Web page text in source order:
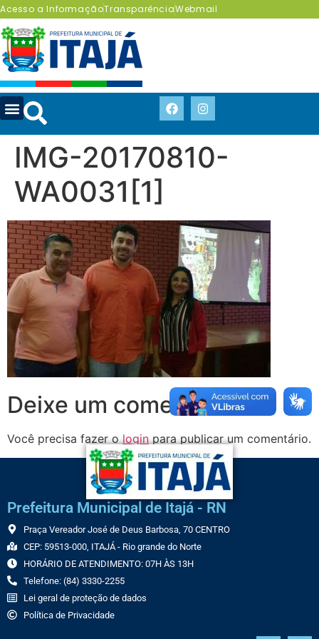
Acesso a InformaçãoTransparênciaWebmail
IMG-20170810-
WA0031[1]
Deixe um comentário
Você precisa fazer ologinpara publicar um comentário.
Prefeitura Municipal de Itajá - RN
Praça Vereador José de Deus Barbosa, 70 CENTRO
CEP: 59513-000, ITAJÁ - Rio grande do Norte
HORÁRIO DE ATENDIMENTO: 07H ÀS 13H
Telefone: (84) 3330-2255
Lei geral de proteção de dados
Política de Privacidade